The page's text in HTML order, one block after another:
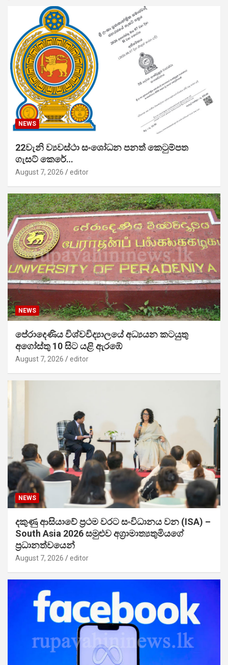
NEWS
22වැනි ව්‍යවස්ථා සංශෝධන පනත් කෙටුම්පත
ගැසට් කෙරේ…
August 7, 2026 editor
NEWS
පේරාදෙණිය විශ්වවිද්‍යාලයේ අධ්‍යයන කටයුතු
අගෝස්තු 10 සිට යළි ඇරඹේ
August 7, 2026 editor
NEWS
දකුණු ආසියාවේ ප්‍රථම වරට සංවිධානය වන (ISA) –
South Asia 2026 සමුළුව අග්‍රාමාත්‍යතුමියගේ
ප්‍රධානත්වයෙන්
August 7, 2026 editor